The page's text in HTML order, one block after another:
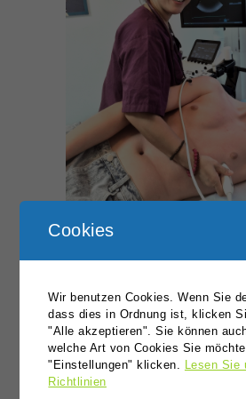
JOBS
es sich um eine spezielle
Ultraschalluntersuchung,
Echtzeit das Herz
komplett schmerzfrei ist.
Strukturelle
Anatomie („Bauplan des
Cookies
Wir benutzen Cookies. Wenn Sie
dass dies in Ordnung ist, klicken
"Alle akzeptieren". Sie können
welche Art von Cookies Sie
"Einstellungen" klicken. Lesen Sie
Richtlinien